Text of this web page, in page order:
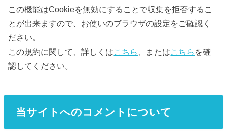
この機能はCookieを無効にすることで収集を拒否するこ
とが出来ますので、お使いのブラウザの設定をご確認く
ださい。
この規約に関して、詳しくはこちら 、またはこちら を確
認してください。
当サイトへのコメントについて